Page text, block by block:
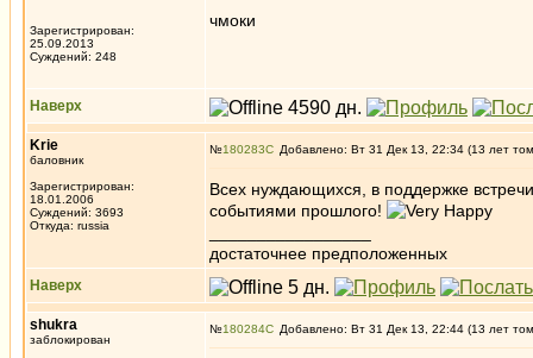
Зарегистрирован:
25.09.2013
Суждений: 248
чмоки
Наверх
Krie
баловник
Зарегистрирован:
18.01.2006
Суждений: 3693
Откуда: russia
№180283 Добавлено: Вт 31 Дек 13, 22:34 (13 лет
Всех нуждающихся, в поддержке
событиями прошлого!
достаточнее предположенных
Наверх
shukra
заблокирован
№180284 Добавлено: Вт 31 Дек 13, 22:44 (13 лет